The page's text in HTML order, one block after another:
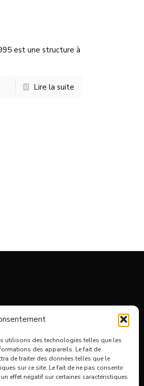
utilisons des technologies telles que les
des appareils. Le fait de
de traiter des données telles que le
sur ce site. Le fait de ne pas consentir
effet négatif sur certaines caractéristiques
est une structure à
Lire la suite